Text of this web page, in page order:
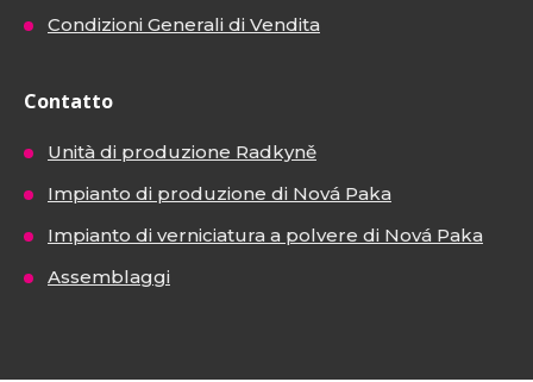
Condizioni Generali di Vendita
Contatto
Unità di produzione Radkyně
Impianto di produzione di Nová Paka
Impianto di verniciatura a polvere di Nová Paka
Assemblaggi